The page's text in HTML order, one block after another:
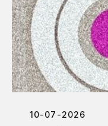
10-07-2026